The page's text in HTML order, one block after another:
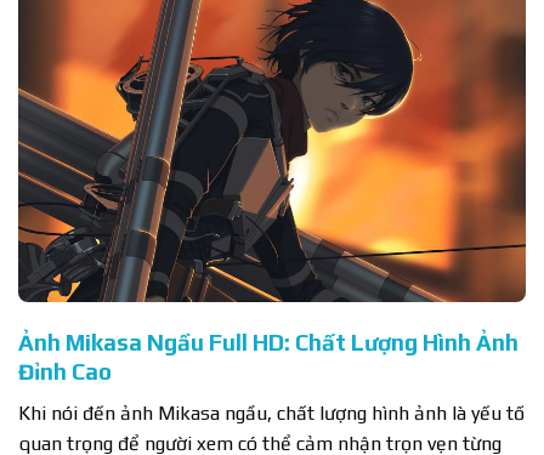
Ảnh Mikasa Ngầu Full HD: Chất Lượng Hình Ảnh
Đỉnh Cao
Khi nói đến ảnh Mikasa ngầu, chất lượng hình ảnh là yếu tố
quan trọng để người xem có thể cảm nhận trọn vẹn từng